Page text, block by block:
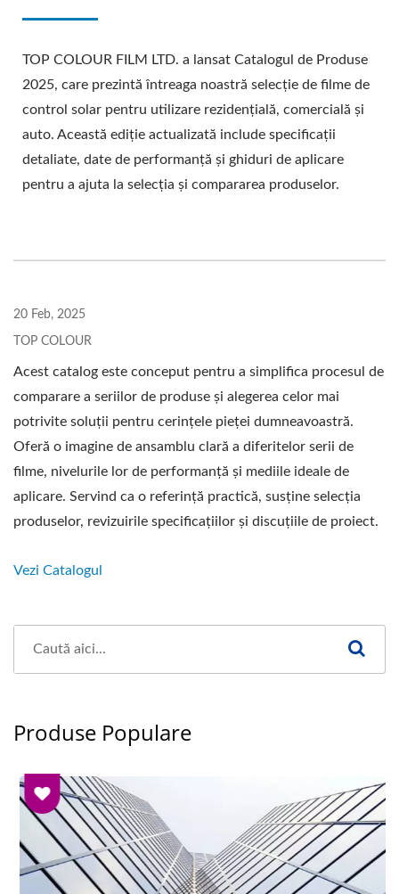
TOP COLOUR FILM LTD. a lansat Catalogul de Produse
2025, care prezintă întreaga noastră selecție de filme de
control solar pentru utilizare rezidențială, comercială și
auto. Această ediție actualizată include specificații
detaliate, date de performanță și ghiduri de aplicare
pentru a ajuta la selecția și compararea produselor.
20 Feb, 2025
TOP COLOUR
Acest catalog este conceput pentru a simplifica procesul de
comparare a seriilor de produse și alegerea celor mai
potrivite soluții pentru cerințele pieței dumneavoastră.
Oferă o imagine de ansamblu clară a diferitelor serii de
filme, nivelurile lor de performanță și mediile ideale de
aplicare. Servind ca o referință practică, susține selecția
produselor, revizuirile specificațiilor și discuțiile de proiect.
Vezi Catalogul
Produse Populare